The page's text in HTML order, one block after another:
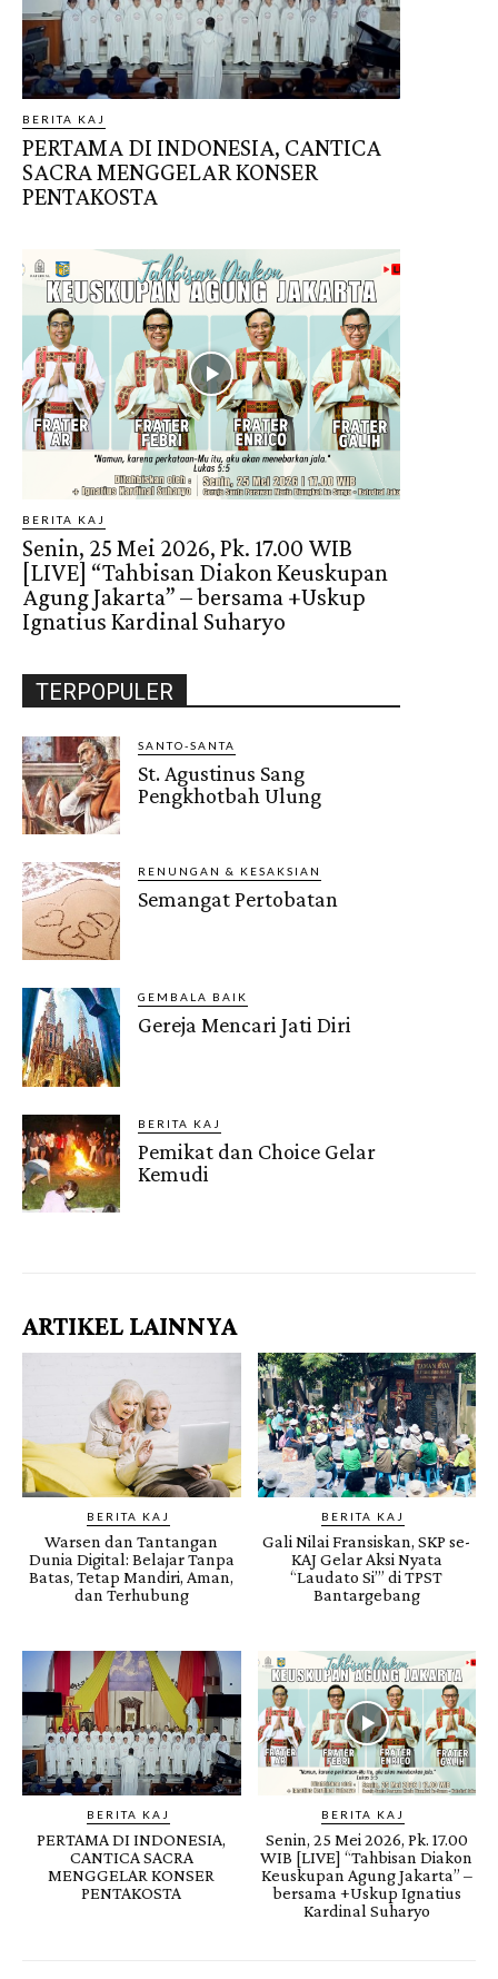
BERITA KAJ
PERTAMA DI INDONESIA, CANTICA
SACRA MENGGELAR KONSER
PENTAKOSTA
BERITA KAJ
Senin, 25 Mei 2026, Pk. 17.00 WIB
[LIVE] “Tahbisan Diakon Keuskupan
Agung Jakarta” – bersama +Uskup
Ignatius Kardinal Suharyo
TERPOPULER
SANTO-SANTA
St. Agustinus Sang
Pengkhotbah Ulung
RENUNGAN & KESAKSIAN
Semangat Pertobatan
GEMBALA BAIK
Gereja Mencari Jati Diri
BERITA KAJ
Pemikat dan Choice Gelar
Kemudi
Gendis.ID
ARTIKEL LAINNYA
BERITA KAJ
Warsen dan Tantangan
Dunia Digital: Belajar Tanpa
Batas, Tetap Mandiri, Aman,
dan Terhubung
BERITA KAJ
Gali Nilai Fransiskan, SKP se-
KAJ Gelar Aksi Nyata
“Laudato Si’” di TPST
Bantargebang
BERITA KAJ
PERTAMA DI INDONESIA,
CANTICA SACRA
MENGGELAR KONSER
PENTAKOSTA
BERITA KAJ
Senin, 25 Mei 2026, Pk. 17.00
WIB [LIVE] “Tahbisan Diakon
Keuskupan Agung Jakarta” –
bersama +Uskup Ignatius
Kardinal Suharyo